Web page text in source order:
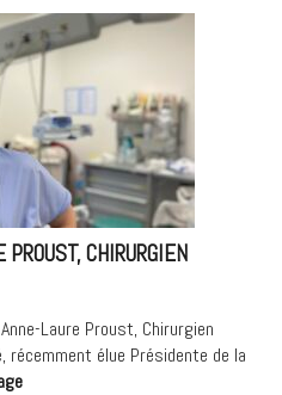
CHIRURGIEN
Laure Proust, Chirurgien
récemment élue Présidente de la
« Portrait